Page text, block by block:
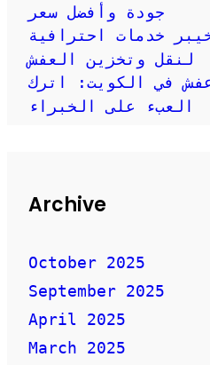
جودة وأفضل سعر
خدمات احترافية
في الكويت: اترك
العبء على الخبراء
Archive
October 2025
September 2025
April 2025
March 2025